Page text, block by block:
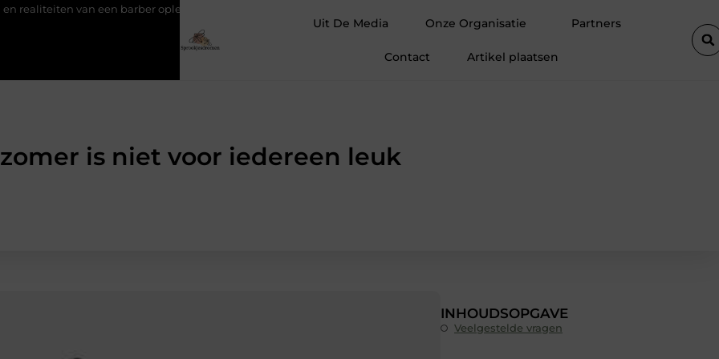
van een barber opleiding
Uit De Media Onze Organisatie Partners
Contact Artikel plaatsen
is niet voor iedereen leuk
INHOUDSOPGAVE
Veelgestelde vragen